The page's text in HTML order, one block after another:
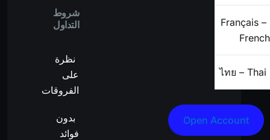
شروط
التداول
نظرة
على
الفروقات
بدون
فوائد
Français –
French
ไทย – Thai
Open Account